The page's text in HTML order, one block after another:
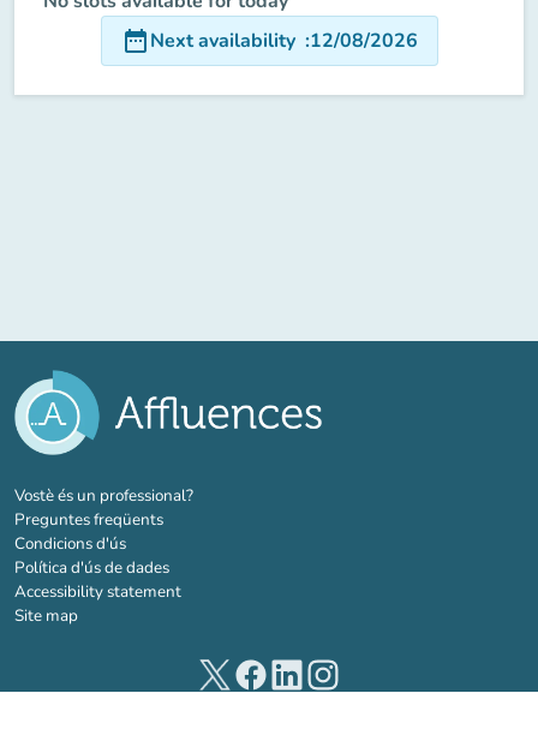
date_rangeNext availability :12/08/2026
Vostè és un professional?(new tab)
Preguntes freqüents
Condicions d'ús
Política d'ús de dades
Accessibility statement
Site map
(new tab)(new tab)(new tab)